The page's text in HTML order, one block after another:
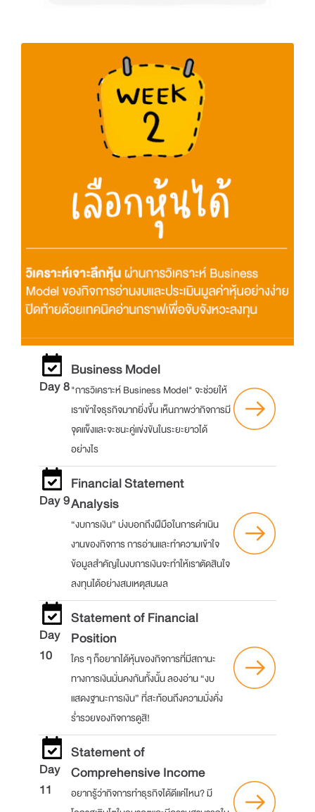
Day 8
Business Model
"การวิเคราะห์ Business Model" จะช่วยให้
เราเข้าใจธุรกิจมากยิ่งขึ้น เห็นภาพว่ากิจการมี
จุดแข็งและจะชนะคู่แข่งขันในระยะยาวได้
อย่างไร
Day 9
Financial Statement
Analysis
“งบการเงิน” บ่งบอกถึงฝีมือในการดำเนิน
งานของกิจการ การอ่านและทำความเข้าใจ
ข้อมูลสำคัญในงบการเงินจะทำให้เราตัดสินใจ
ลงทุนได้อย่างสมเหตุสมผล
Day
10
Statement of Financial
Position
ใคร ๆ ก็อยากได้หุ้นของกิจการที่มีสถานะ
ทางการเงินมั่นคงกันทั้งนั้น ลองอ่าน “งบ
แสดงฐานะการเงิน” ที่สะท้อนถึงความมั่งคั่ง
ร่ำรวยของกิจการดูสิ!
Day
11
Statement of
Comprehensive Income
อยากรู้ว่ากิจการทำธุรกิจได้ดีแค่ไหน? มี